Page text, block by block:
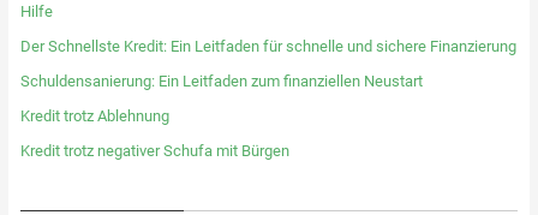
Hilfe
Der Schnellste Kredit: Ein Leitfaden für schnelle und sichere Finanzierung
Schuldensanierung: Ein Leitfaden zum finanziellen Neustart
Kredit trotz Ablehnung
Kredit trotz negativer Schufa mit Bürgen